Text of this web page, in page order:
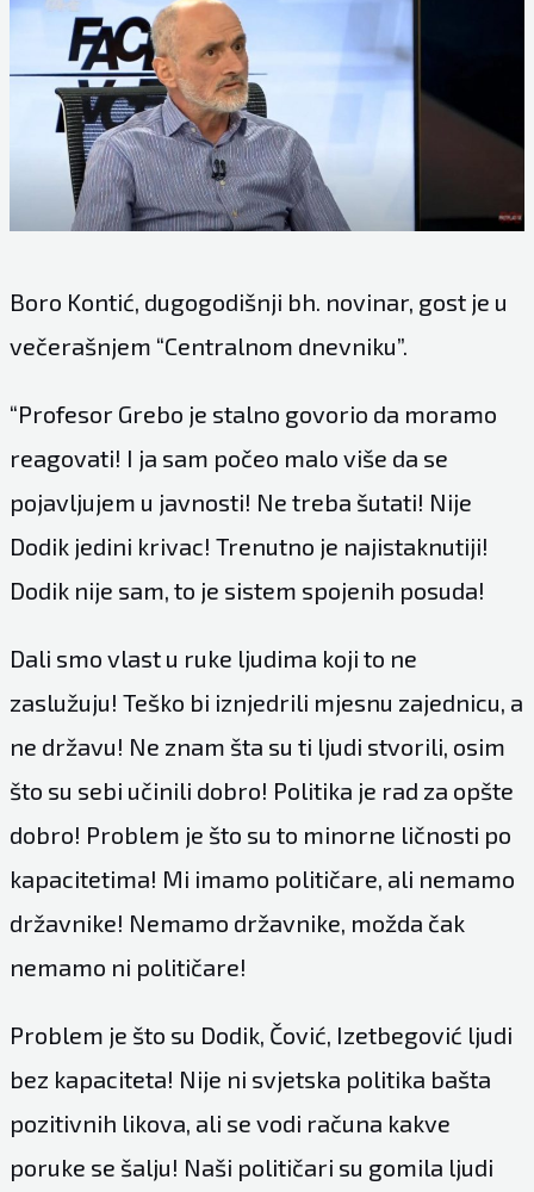
Boro Kontić, dugogodišnji bh. novinar, gost je u
večerašnjem “Centralnom dnevniku”.
“Profesor Grebo je stalno govorio da moramo
reagovati! I ja sam počeo malo više da se
pojavljujem u javnosti! Ne treba šutati! Nije
Dodik jedini krivac! Trenutno je najistaknutiji!
Dodik nije sam, to je sistem spojenih posuda!
Dali smo vlast u ruke ljudima koji to ne
zaslužuju! Teško bi iznjedrili mjesnu zajednicu, a
ne državu! Ne znam šta su ti ljudi stvorili, osim
što su sebi učinili dobro! Politika je rad za opšte
dobro! Problem je što su to minorne ličnosti po
kapacitetima! Mi imamo političare, ali nemamo
državnike! Nemamo državnike, možda čak
nemamo ni političare!
Problem je što su Dodik, Čović, Izetbegović ljudi
bez kapaciteta! Nije ni svjetska politika bašta
pozitivnih likova, ali se vodi računa kakve
poruke se šalju! Naši političari su gomila ljudi